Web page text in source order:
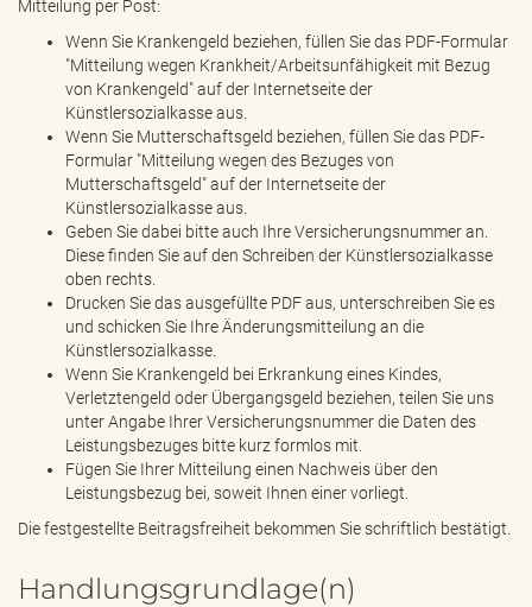
Mitteilung per Post:
Wenn Sie Krankengeld beziehen, füllen Sie das PDF-Formular
"Mitteilung wegen Krankheit/Arbeitsunfähigkeit mit Bezug
von Krankengeld" auf der Internetseite der
Künstlersozialkasse aus.
Wenn Sie Mutterschaftsgeld beziehen, füllen Sie das PDF-
Formular "Mitteilung wegen des Bezuges von
Mutterschaftsgeld" auf der Internetseite der
Künstlersozialkasse aus.
Geben Sie dabei bitte auch Ihre Versicherungsnummer an.
Diese finden Sie auf den Schreiben der Künstlersozialkasse
oben rechts.
Drucken Sie das ausgefüllte PDF aus, unterschreiben Sie es
und schicken Sie Ihre Änderungsmitteilung an die
Künstlersozialkasse.
Wenn Sie Krankengeld bei Erkrankung eines Kindes,
Verletztengeld oder Übergangsgeld beziehen, teilen Sie uns
unter Angabe Ihrer Versicherungsnummer die Daten des
Leistungsbezuges bitte kurz formlos mit.
Fügen Sie Ihrer Mitteilung einen Nachweis über den
Leistungsbezug bei, soweit Ihnen einer vorliegt.
Die festgestellte Beitragsfreiheit bekommen Sie schriftlich bestätigt.
Handlungsgrundlage(n)